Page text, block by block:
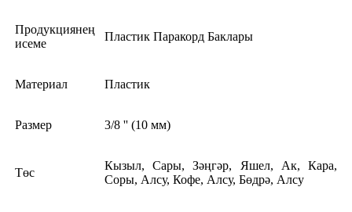
Продукциянең
исеме
Пластик Паракорд Баклары
Материал Пластик
Размер 3/8 '' (10 мм)
Төс
Кызыл, Сары, Зәңгәр, Яшел, Ак, Кара,
Соры, Алсу, Кофе, Алсу, Бөдрә, Алсу